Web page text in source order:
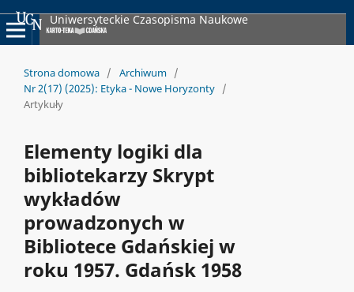
Uniwersyteckie Czasopisma Naukowe
Strona domowa / Archiwum /
Nr 2(17) (2025): Etyka - Nowe Horyzonty /
Artykuły
Elementy logiki dla
bibliotekarzy Skrypt
wykładów
prowadzonych w
Bibliotece Gdańskiej w
roku 1957. Gdańsk 1958